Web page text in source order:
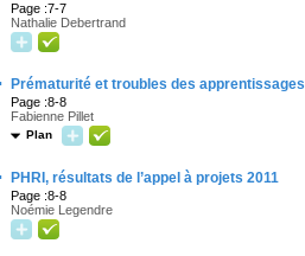
Page :7-7
Nathalie Debertrand
Prématurité et troubles des apprentissages
Page :8-8
Fabienne Pillet
Plan
PHRI, résultats de l’appel à projets 2011
Page :8-8
Noémie Legendre